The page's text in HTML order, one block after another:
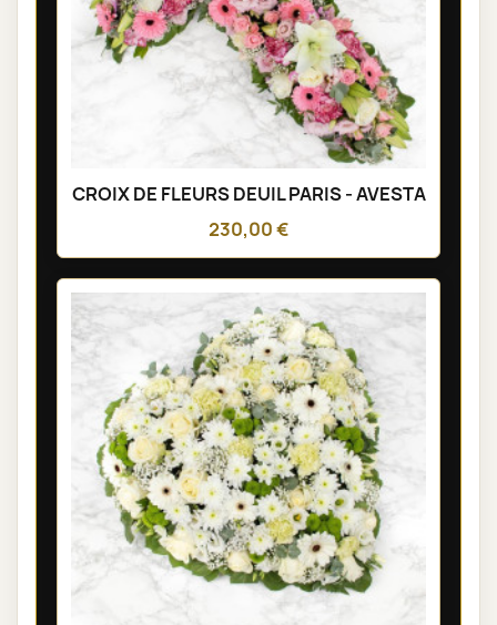
CROIX DE FLEURS DEUIL PARIS - AVESTA
230,00 €